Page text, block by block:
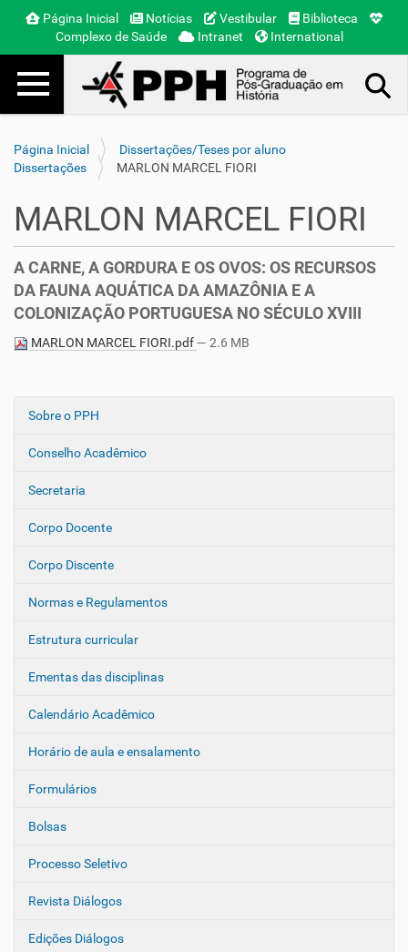
Página Inicial Notícias Vestibular
Biblioteca
Complexo de Saúde
Intranet International
Toggle navigation
Página Inicial
Dissertações/Teses por aluno
Dissertações
MARLON MARCEL FIORI
N
e
a
ç
o
Sobre o PPH
Conselho Acadêmico
Secretaria
Corpo Docente
Corpo Discente
Normas e Regulamentos
Estrutura curricular
Ementas das disciplinas
Calendário Acadêmico
Horário de aula e ensalamento
Formulários
Bolsas
Processo Seletivo
Revista Diálogos
Edições Diálogos
MARLON MARCEL FIORI
A CARNE, A GORDURA E OS OVOS: OS RECURSOS
DA FAUNA AQUÁTICA DA AMAZÔNIA E A
COLONIZAÇÃO PORTUGUESA NO SÉCULO XVIII
MARLON MARCEL FIORI.pdf— 2.6 MB